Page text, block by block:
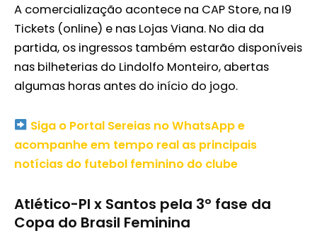
A comercialização acontece na CAP Store, na I9
Tickets (online) e nas Lojas Viana. No dia da
partida, os ingressos também estarão disponíveis
nas bilheterias do Lindolfo Monteiro, abertas
algumas horas antes do início do jogo.
Siga o Portal Sereias no WhatsApp e
acompanhe em tempo real as principais
notícias do futebol feminino do clube
Atlético-PI x Santos pela 3º fase da
Copa do Brasil Feminina